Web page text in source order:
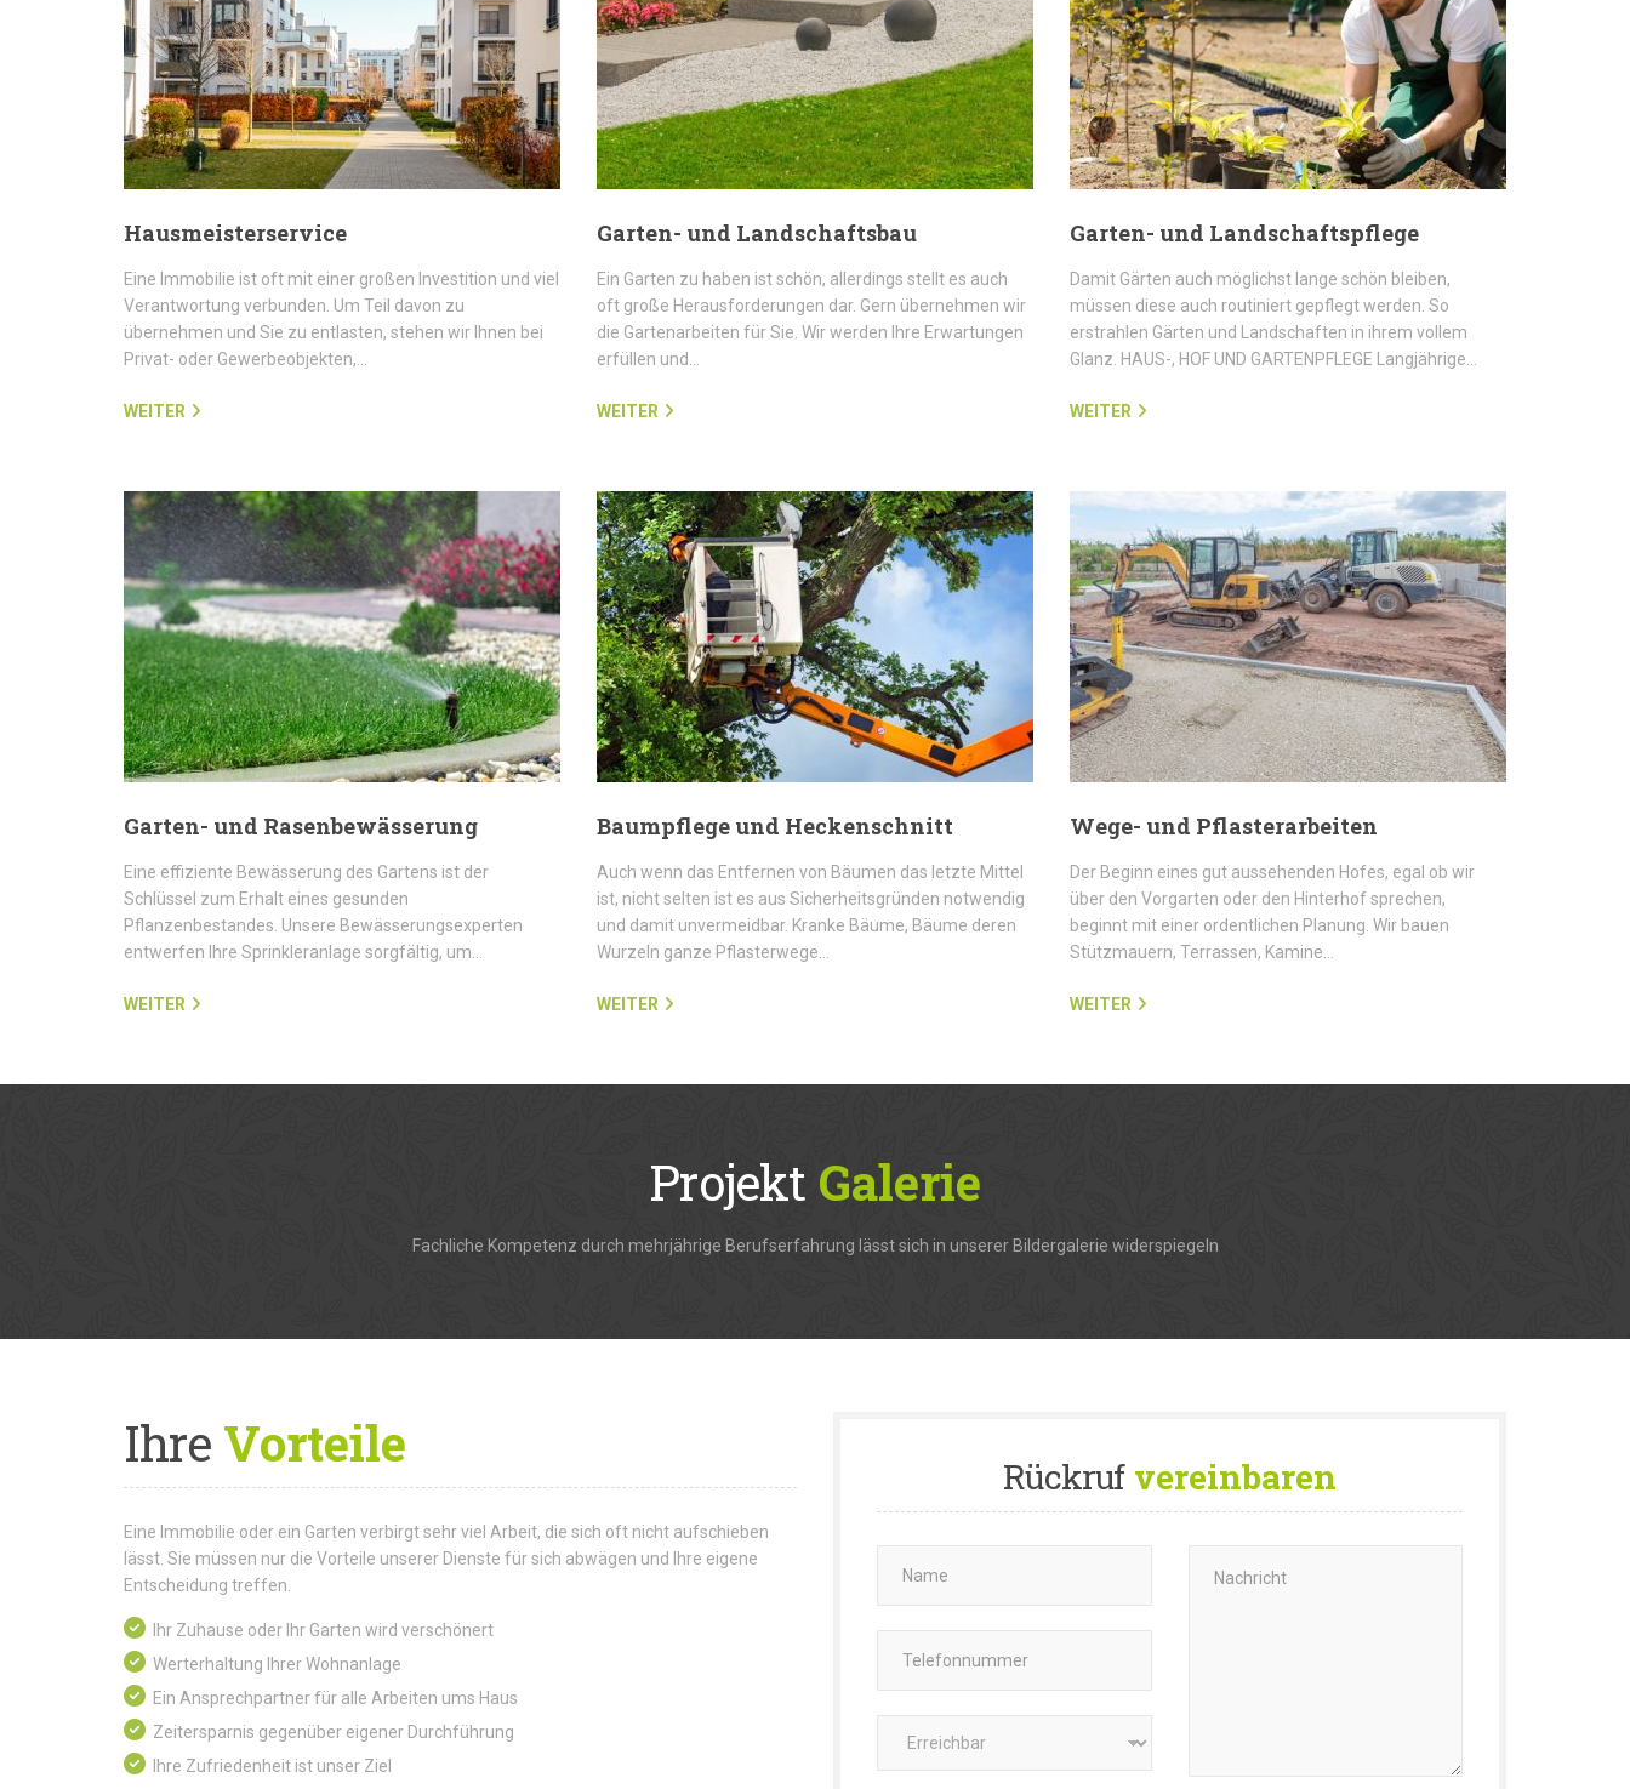
Hausmeisterservice
Eine Immobilie ist oft mit einer großen Investition und viel
Verantwortung verbunden. Um Teil davon zu
übernehmen und Sie zu entlasten, stehen wir Ihnen bei
Privat- oder Gewerbeobjekten,…
WEITER
Garten- und Landschaftsbau
Ein Garten zu haben ist schön, allerdings stellt es auch
oft große Herausforderungen dar. Gern übernehmen wir
die Gartenarbeiten für Sie. Wir werden Ihre Erwartungen
erfüllen und…
WEITER
Garten- und Landschaftspflege
Damit Gärten auch möglichst lange schön bleiben,
müssen diese auch routiniert gepflegt werden. So
erstrahlen Gärten und Landschaften in ihrem vollem
Glanz. HAUS-, HOF UND GARTENPFLEGE Langjährige…
WEITER
Garten- und Rasenbewässerung
Eine effiziente Bewässerung des Gartens ist der
Schlüssel zum Erhalt eines gesunden
Pflanzenbestandes. Unsere Bewässerungsexperten
entwerfen Ihre Sprinkleranlage sorgfältig, um…
WEITER
Baumpflege und Heckenschnitt
Auch wenn das Entfernen von Bäumen das letzte Mittel
ist, nicht selten ist es aus Sicherheitsgründen notwendig
und damit unvermeidbar. Kranke Bäume, Bäume deren
Wurzeln ganze Pflasterwege…
WEITER
Wege- und Pflasterarbeiten
Der Beginn eines gut aussehenden Hofes, egal ob wir
über den Vorgarten oder den Hinterhof sprechen,
beginnt mit einer ordentlichen Planung. Wir bauen
Stützmauern, Terrassen, Kamine…
WEITER
Projekt Galerie
Fachliche Kompetenz durch mehrjährige Berufserfahrung lässt sich in unserer Bildergalerie widerspiegeln
IhreVorteile
Eine Immobilie oder ein Garten verbirgt sehr viel Arbeit, die sich oft nicht aufschieben
lässt. Sie müssen nur die Vorteile unserer Dienste für sich abwägen und Ihre eigene
Entscheidung treffen.
Ihr Zuhause oder Ihr Garten wird verschönert
Werterhaltung Ihrer Wohnanlage
Ein Ansprechpartner für alle Arbeiten ums Haus
Zeitersparnis gegenüber eigener Durchführung
Ihre Zufriedenheit ist unser Ziel
Rückrufvereinbaren